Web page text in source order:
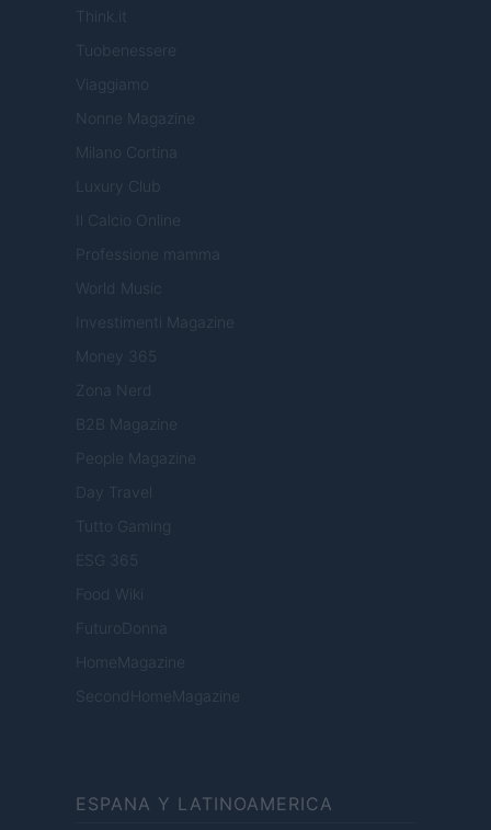
Think.it
Tuobenessere
Viaggiamo
Nonne Magazine
Milano Cortina
Luxury Club
Il Calcio Online
Professione mamma
World Music
Investimenti Magazine
Money 365
Zona Nerd
B2B Magazine
People Magazine
Day Travel
Tutto Gaming
ESG 365
Food Wiki
FuturoDonna
HomeMagazine
SecondHomeMagazine
ESPANA Y LATINOAMERICA